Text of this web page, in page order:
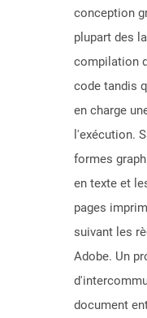
conception
plupart des
compilation
code tandis
en charge
l'exécution.
formes
en texte et
pages
suivant les
Adobe. Un
document